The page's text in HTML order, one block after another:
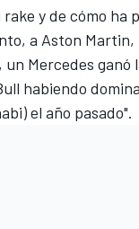
y de cómo ha
a Aston Martin,
Mercedes ganó
habiendo
el año pasado".